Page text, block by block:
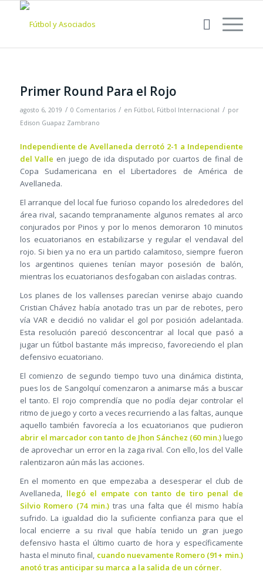
Primer Round Para el Rojo
agosto 6, 2019 / 0 Comentarios / en Fútbol, Fútbol Internacional / por
Edison Guapaz Zambrano
Independiente de Avellaneda derrotó 2-1 a Independiente
del Valle en juego de ida disputado por cuartos de final de
Copa Sudamericana en el Libertadores de América de
Avellaneda.
El arranque del local fue furioso copando los alrededores del
área rival, sacando tempranamente algunos remates al arco
conjurados por Pinos y por lo menos demoraron 10 minutos
los ecuatorianos en estabilizarse y regular el vendaval del
rojo. Si bien ya no era un partido calamitoso, siempre fueron
los argentinos quienes tenían mayor posesión de balón,
mientras los ecuatorianos desfogaban con aisladas contras.
Los planes de los vallenses parecían venirse abajo cuando
Cristian Chávez había anotado tras un par de rebotes, pero
vía VAR e decidió no validar el gol por posición adelantada.
Esta resolución pareció desconcentrar al local que pasó a
jugar un fútbol bastante más impreciso, favoreciendo el plan
defensivo ecuatoriano.
El comienzo de segundo tiempo tuvo una dinámica distinta,
pues los de Sangolquí comenzaron a animarse más a buscar
el tanto. El rojo comprendía que no podía dejar controlar el
ritmo de juego y corto a veces recurriendo a las faltas, aunque
aquello también favorecía a los ecuatorianos que pudieron
abrir el marcador con tanto de Jhon Sánchez (60 min.)luego
de aprovechar un error en la zaga rival. Con ello, los del Valle
ralentizaron aún más las acciones.
En el momento en que empezaba a desesperar el club de
Avellaneda, llegó el empate con tanto de tiro penal de
Silvio Romero (74 min.)tras una falta que él mismo había
sufrido. La igualdad dio la suficiente confianza para que el
local encierre a su rival que había tenido un gran juego
defensivo hasta el último cuarto de hora y específicamente
hasta el minuto final, cuando nuevamente Romero (91+ min.)
anotó tras anticipar su marca a la salida de un córner.